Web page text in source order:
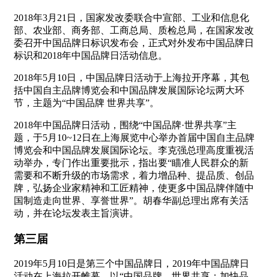
2018年3月21日，国家发改委联合中宣部、工业和信息化
部、农业部、商务部、工商总局、质检总局，在国家发改
委召开中国品牌日标识发布会，正式对外发布中国品牌日
标识和2018年中国品牌日活动信息。
2018年5月10日，中国品牌日活动于上海拉开序幕，其包
括中国自主品牌博览会和中国品牌发展国际论坛两大环
节，主题为“中国品牌 世界共享”。
2018年中国品牌日活动，围绕“中国品牌·世界共享”主
题，于5月10~12日在上海展览中心举办首届中国自主品牌
博览会和中国品牌发展国际论坛。李克强总理高度重视活
动举办，专门作出重要批示，指出要“瞄准人民群众的新
需要和不断升级的市场需求，着力增品种、提品质、创品
牌，弘扬企业家精神和工匠精神，使更多中国品牌伴随中
国制造走向世界、享誉世界”。胡春华副总理出席有关活
动，并在论坛发表主旨演讲。
第三届
2019年5月10日是第三个中国品牌日，2019年中国品牌日